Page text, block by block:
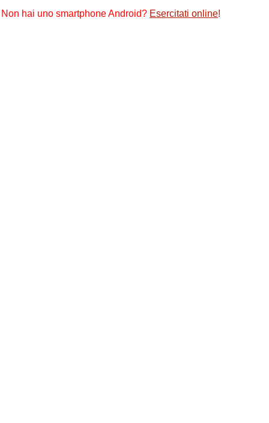
Non hai uno smartphone Android? Esercitati online!